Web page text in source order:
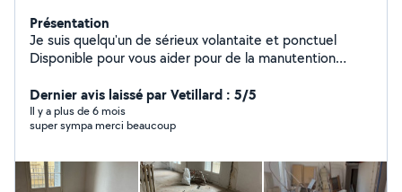
Présentation
Je suis quelqu'un de sérieux volantaite et ponctuel
Disponible pour vous aider pour de la manutention
Dernier avis laissé par Vetillard : 5/5
Il y a plus de 6 mois
super sympa merci beaucoup